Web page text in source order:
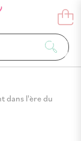
dans l'ère du